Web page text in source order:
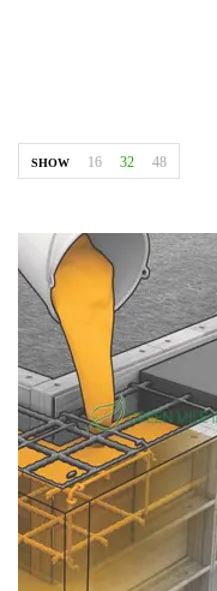
SHOW 16 32 48